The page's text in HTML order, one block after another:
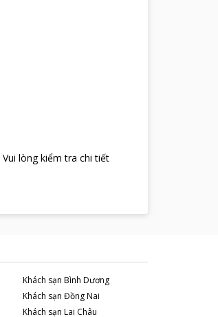
Vui lòng kiểm tra chi tiết
Khách sạn Bình Dương
Khách sạn Đồng Nai
Khách sạn Lai Châu